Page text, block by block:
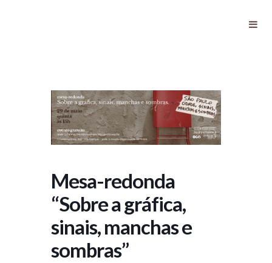
Mesa-redonda
“Sobre a gráfica,
sinais, manchas e
sombras”